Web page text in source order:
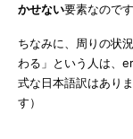
かせない要素なのです
ちなみに、周りの状
わる」という人は、
式な日本語訳はあり
す）